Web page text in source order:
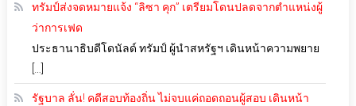
ทรัมป์ส่งจดหมายแจ้ง “ลิซา คุก” เตรียมโดนปลดจากตำแหน่งผู้
ว่าการเฟด
ประธานาธิบดีโดนัลด์ ทรัมป์ ผู้นำสหรัฐฯ เดินหน้าความพยาย
[…]
รัฐบาล ลั่น! คดีสอบท้องถิ่น ไม่จบแค่ถอดถอนผู้สอบ เดินหน้า